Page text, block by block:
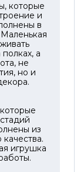
которые
и
в
а
не
но и
из
игрушка